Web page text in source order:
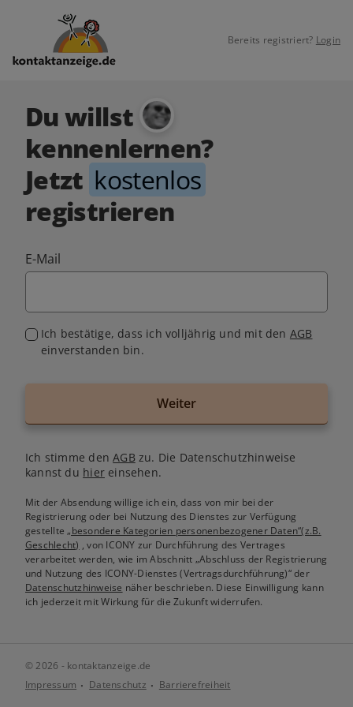
Bereits registriert? Login
Du willst
kennenlernen?
Jetzt kostenlos
registrieren
E-Mail
Ich bestätige, dass ich volljährig und mit den AGB
einverstanden bin.
Weiter
Ich stimme denAGB zu. Die Datenschutzhinweise
kannst du hiereinsehen.
Mit der Absendung willige ich ein, dass von mir bei der
Registrierung oder bei Nutzung des Dienstes zur Verfügung
gestellte„besondere Kategorien personenbezogener Daten“(z.B.
Geschlecht) , von ICONY zur Durchführung des Vertrages
verarbeitet werden, wie im Abschnitt „Abschluss der Registrierung
und Nutzung des ICONY-Dienstes (Vertragsdurchführung)“ der
Datenschutzhinweise näher beschrieben. Diese Einwilligung kann
ich jederzeit mit Wirkung für die Zukunft widerrufen.
© 2026 - kontaktanzeige.de
Impressum
Datenschutz Barrierefreiheit